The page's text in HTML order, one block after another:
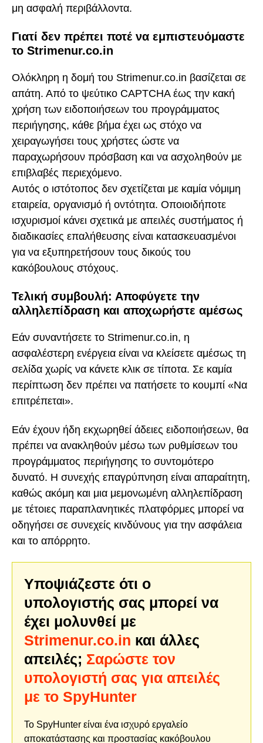
μη ασφαλή περιβάλλοντα.
Γιατί δεν πρέπει ποτέ να εμπιστευόμαστε
το Strimenur.co.in
Ολόκληρη η δομή του Strimenur.co.in βασίζεται σε
απάτη. Από το ψεύτικο CAPTCHA έως την κακή
χρήση των ειδοποιήσεων του προγράμματος
περιήγησης, κάθε βήμα έχει ως στόχο να
χειραγωγήσει τους χρήστες ώστε να
παραχωρήσουν πρόσβαση και να ασχοληθούν με
επιβλαβές περιεχόμενο.
Αυτός ο ιστότοπος δεν σχετίζεται με καμία νόμιμη
εταιρεία, οργανισμό ή οντότητα. Οποιοιδήποτε
ισχυρισμοί κάνει σχετικά με απειλές συστήματος ή
διαδικασίες επαλήθευσης είναι κατασκευασμένοι
για να εξυπηρετήσουν τους δικούς του
κακόβουλους στόχους.
Τελική συμβουλή: Αποφύγετε την
αλληλεπίδραση και αποχωρήστε αμέσως
Εάν συναντήσετε το Strimenur.co.in, η
ασφαλέστερη ενέργεια είναι να κλείσετε αμέσως τη
σελίδα χωρίς να κάνετε κλικ σε τίποτα. Σε καμία
περίπτωση δεν πρέπει να πατήσετε το κουμπί «Να
επιτρέπεται».
Εάν έχουν ήδη εκχωρηθεί άδειες ειδοποιήσεων, θα
πρέπει να ανακληθούν μέσω των ρυθμίσεων του
προγράμματος περιήγησης το συντομότερο
δυνατό. Η συνεχής επαγρύπνηση είναι απαραίτητη,
καθώς ακόμη και μια μεμονωμένη αλληλεπίδραση
με τέτοιες παραπλανητικές πλατφόρμες μπορεί να
οδηγήσει σε συνεχείς κινδύνους για την ασφάλεια
και το απόρρητο.
Υποψιάζεστε ότι ο
υπολογιστής σας μπορεί να
έχει μολυνθεί με
Strimenur.co.in και άλλες
απειλές; Σαρώστε τον
υπολογιστή σας για απειλές
με το SpyHunter
Το SpyHunter είναι ένα ισχυρό εργαλείο
αποκατάστασης και προστασίας κακόβουλου